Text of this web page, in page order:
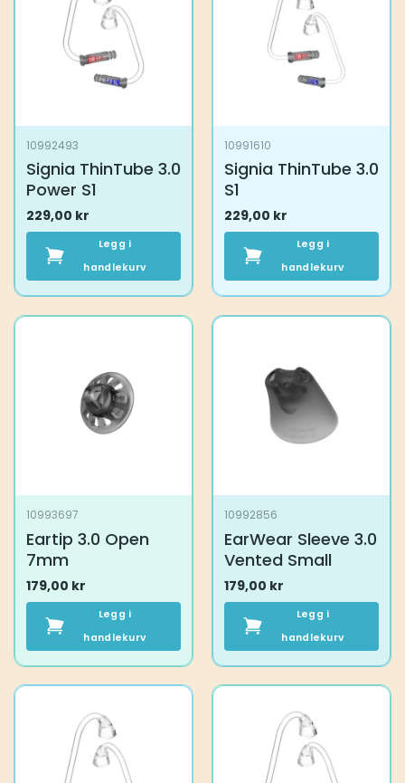
10992493
Signia ThinTube 3.0
Power S1
229,00 kr
Legg i
handlekurv
10991610
Signia ThinTube 3.0
S1
229,00 kr
Legg i
handlekurv
10993697
Eartip 3.0 Open
7mm
179,00 kr
Legg i
handlekurv
10992856
EarWear Sleeve 3.0
Vented Small
179,00 kr
Legg i
handlekurv